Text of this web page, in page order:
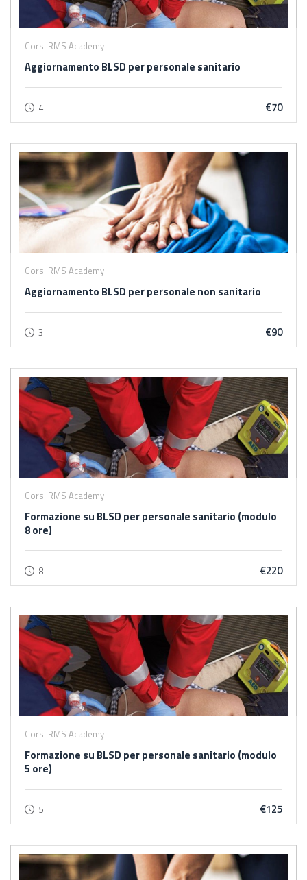
Corsi RMS Academy
Aggiornamento BLSD per personale sanitario
4 €70
Corsi RMS Academy
Aggiornamento BLSD per personale non sanitario
3 €90
Corsi RMS Academy
Formazione su BLSD per personale sanitario (modulo
8 ore)
8 €220
Corsi RMS Academy
Formazione su BLSD per personale sanitario (modulo
5 ore)
5 €125